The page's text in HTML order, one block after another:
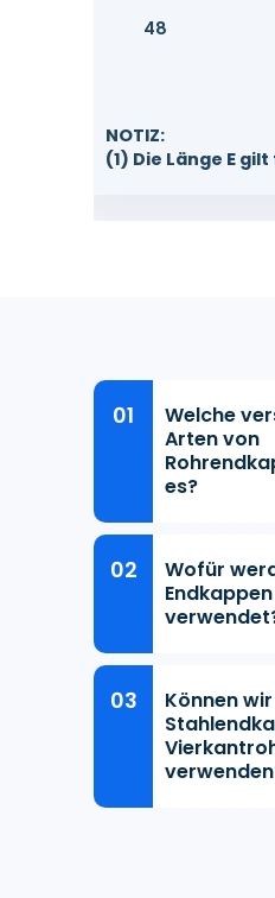
48
NOTIZ:
(1) Die Länge E
Welche
Arten von
es?
Wofür
Endkappen
Können wir